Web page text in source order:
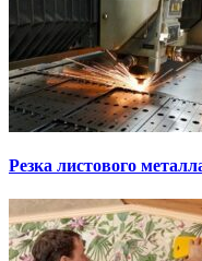
Резка листового